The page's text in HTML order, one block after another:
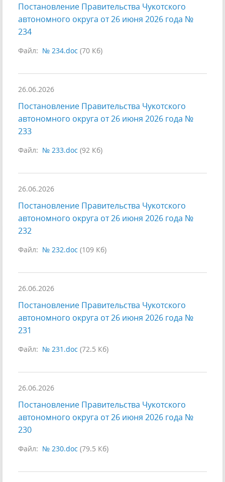
Постановление Правительства Чукотского
автономного округа от 26 июня 2026 года №
234
Файл: № 234.doc (70 Кб)
26.06.2026
Постановление Правительства Чукотского
автономного округа от 26 июня 2026 года №
233
Файл: № 233.doc (92 Кб)
26.06.2026
Постановление Правительства Чукотского
автономного округа от 26 июня 2026 года №
232
Файл: № 232.doc (109 Кб)
26.06.2026
Постановление Правительства Чукотского
автономного округа от 26 июня 2026 года №
231
Файл: № 231.doc (72.5 Кб)
26.06.2026
Постановление Правительства Чукотского
автономного округа от 26 июня 2026 года №
230
Файл: № 230.doc (79.5 Кб)